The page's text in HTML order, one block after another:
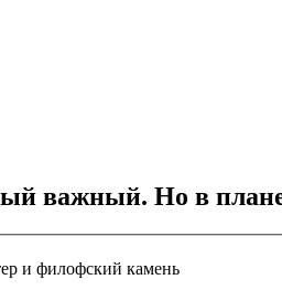
важный. Но в
и филофский камень